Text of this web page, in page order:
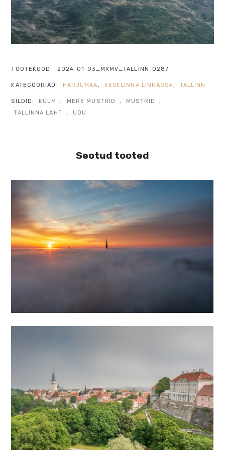
TOOTEKOOD: 2024-01-03_MXMV_TALLINN-0287
KATEGOORIAD: HARJUMAA, KESKLINNA LINNAOSA, TALLINN
SILDID: KÜLM , MERE MUSTRID , MUSTRID
,
TALLINNA LAHT
, UDU
Seotud tooted